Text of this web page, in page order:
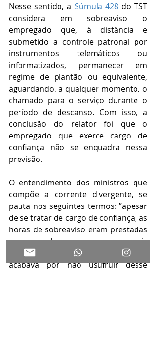
Nesse sentido, a Súmula 428 do TST
considera em sobreaviso o
empregado que, à distância e
submetido a controle patronal por
instrumentos telemáticos ou
informatizados, permanecer em
regime de plantão ou equivalente,
aguardando, a qualquer momento, o
chamado para o serviço durante o
período de descanso. Com isso, a
conclusão do relator foi que o
empregado que exerce cargo de
confiança não se enquadra nessa
previsão.
O entendimento dos ministros que
compõe a corrente divergente, se
pauta nos seguintes termos: ”apesar
de se tratar de cargo de confiança, as
horas de sobreaviso eram prestadas
nos descansos semanais
remunerados e, com isso, o gerente
acabava por não usufruir desse